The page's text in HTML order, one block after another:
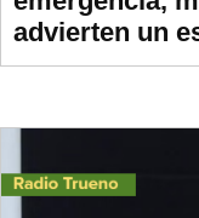
advierten un